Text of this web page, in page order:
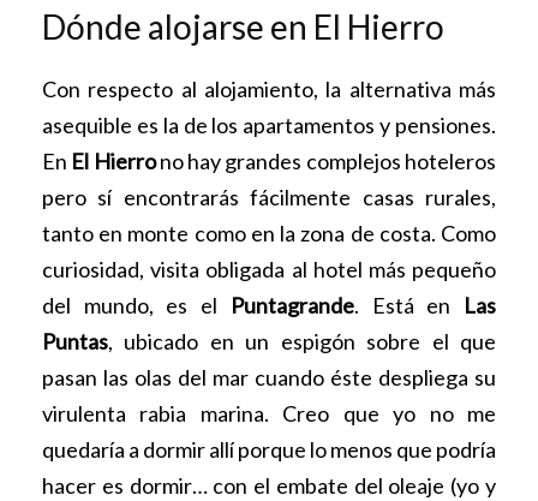
Dónde alojarse en El Hierro
Con respecto al alojamiento, la alternativa más
asequible es la de los apartamentos y pensiones.
En El Hierrono hay grandes complejos hoteleros
pero sí encontrarás fácilmente casas rurales,
tanto en monte como en la zona de costa. Como
curiosidad, visita obligada al hotel más pequeño
del mundo, es el Puntagrande. Está en Las
Puntas, ubicado en un espigón sobre el que
pasan las olas del mar cuando éste despliega su
virulenta rabia marina. Creo que yo no me
quedaría a dormir allí porque lo menos que podría
hacer es dormir… con el embate del oleaje (yo y